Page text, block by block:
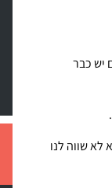
יש כבר
שווה לנו